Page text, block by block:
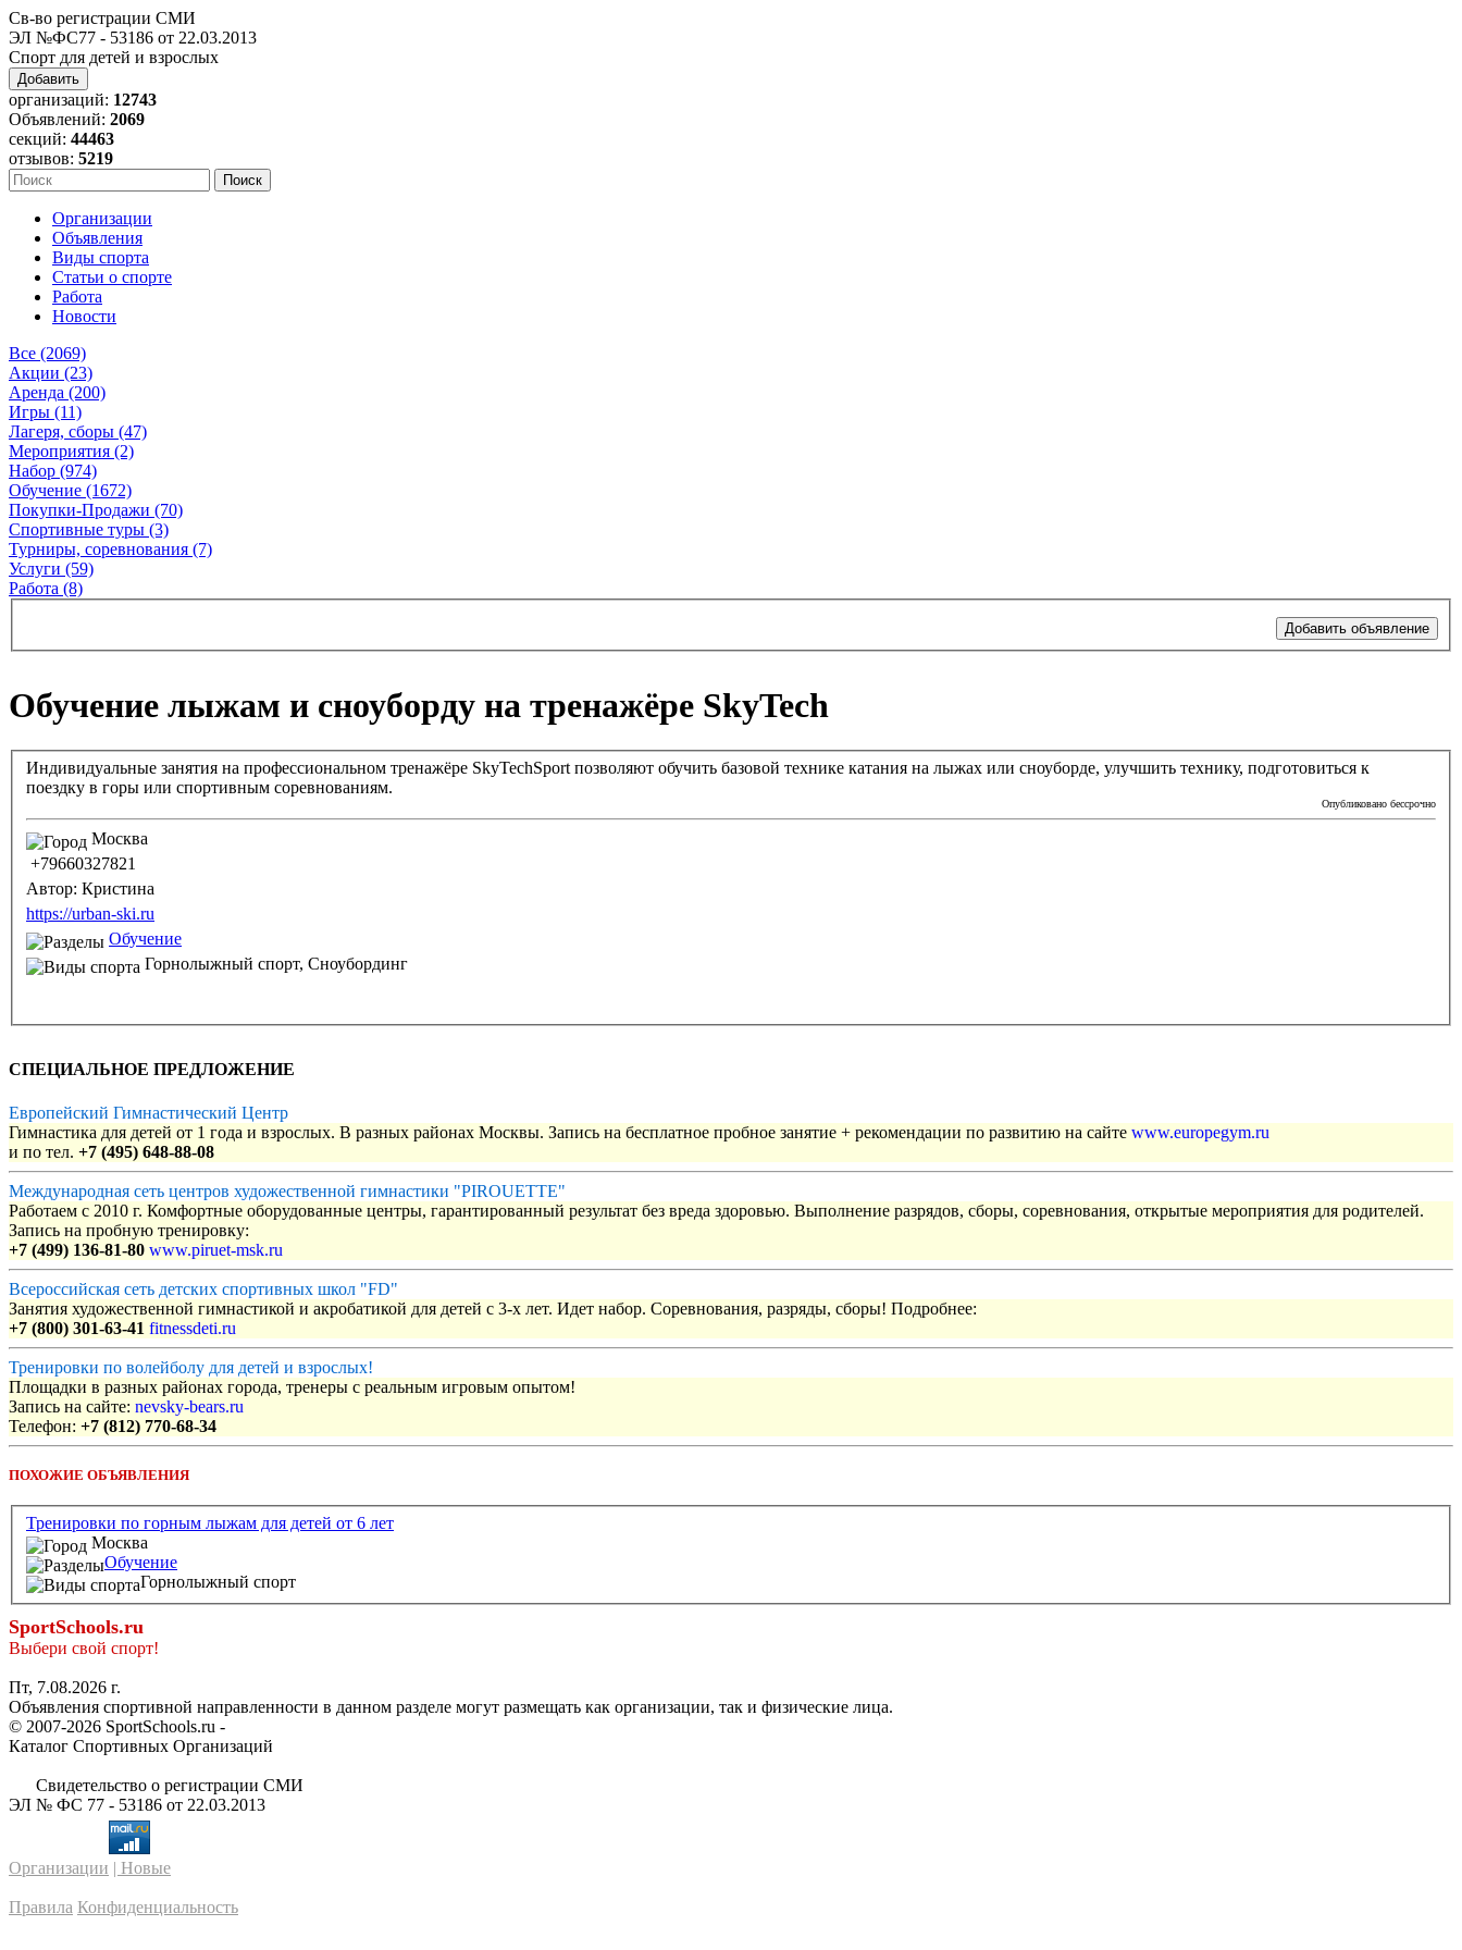
Св-во регистрации СМИ
ЭЛ №ФС77 - 53186 от 22.03.2013
Спорт для детей и взрослых
Добавить
организаций: 12743
Объявлений: 2069
секций: 44463
отзывов: 5219
Организации
Объявления
Виды спорта
Статьи о спорте
Работа
Новости
Все (2069)
Акции (23)
Аренда (200)
Игры (11)
Лагеря, сборы (47)
Мероприятия (2)
Набор (974)
Обучение (1672)
Покупки-Продажи (70)
Спортивные туры (3)
Турниры, соревнования (7)
Услуги (59)
Работа (8)
Добавить объявление
Обучение лыжам и сноуборду на тренажёре SkyTech
Индивидуальные занятия на профессиональном тренажёре SkyTechSport позволяют обучить базовой технике катания на лыжах или сноуборде, улучшить технику, подготовиться к
поездку в горы или спортивным соревнованиям.
Опубликовано бессрочно
Москва
+79660327821
Автор: Кристина
https://urban-ski.ru
Обучение
Горнолыжный спорт, Сноубординг
СПЕЦИАЛЬНОЕ ПРЕДЛОЖЕНИЕ
Европейский Гимнастический Центр
Гимнастика для детей от 1 года и взрослых. В разных районах Москвы. Запись на бесплатное пробное занятие + рекомендации по развитию на сайте www.europegym.ru
и по тел. +7 (495) 648-88-08
Международная сеть центров художественной гимнастики "PIROUETTE"
Работаем с 2010 г. Комфортные оборудованные центры, гарантированный результат без вреда здоровью. Выполнение разрядов, сборы, соревнования, открытые мероприятия для родителей.
Запись на пробную тренировку:
+7 (499) 136-81-80 www.piruet-msk.ru
Всероссийская сеть детских спортивных школ "FD"
Занятия художественной гимнастикой и акробатикой для детей с 3-х лет. Идет набор. Соревнования, разряды, сборы! Подробнее:
+7 (800) 301-63-41 fitnessdeti.ru
Тренировки по волейболу для детей и взрослых!
Площадки в разных районах города, тренеры с реальным игровым опытом!
Запись на сайте: nevsky-bears.ru
Телефон: +7 (812) 770-68-34
ПОХОЖИЕ ОБЪЯВЛЕНИЯ
Тренировки по горным лыжам для детей от 6 лет
Москва
Обучение
Горнолыжный спорт
SportSchools.ru
Выбери свой спорт!
Пт, 7.08.2026 г.
Объявления спортивной направленности в данном разделе могут размещать как организации, так и физические лица.
© 2007-2026 SportSchools.ru -
Каталог Спортивных Организаций
Свидетельство о регистрации СМИ
ЭЛ № ФС 77 - 53186 от 22.03.2013
Организации | Новые
Правила Конфиденциальность